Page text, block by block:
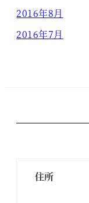
2016年8月
2016年7月
住所